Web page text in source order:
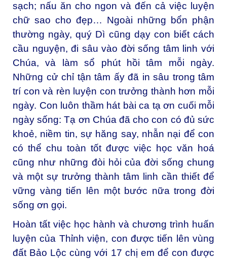
sạch; nấu ăn cho ngon và đến cả việc luyện
chữ sao cho đẹp… Ngoài những bổn phận
thường ngày, quý Dì cũng dạy con biết cách
cầu nguyện, đi sâu vào đời sống tâm linh với
Chúa, và làm sổ phút hồi tâm mỗi ngày.
Những cử chỉ tận tâm ấy đã in sâu trong tâm
trí con và rèn luyện con trưởng thành hơn mỗi
ngày. Con luôn thầm hát bài ca tạ ơn cuối mỗi
ngày sống: Tạ ơn Chúa đã cho con có đủ sức
khoẻ, niềm tin, sự hăng say, nhẫn nại để con
có thể chu toàn tốt được việc học văn hoá
cũng như những đòi hỏi của đời sống chung
và một sự trưởng thành tâm linh cần thiết để
vững vàng tiến lên một bước nữa trong đời
sống ơn gọi.
Hoàn tất việc học hành và chương trình huấn
luyện của Thỉnh viện, con được tiến lên vùng
đất Bảo Lộc cùng với 17 chị em để con được